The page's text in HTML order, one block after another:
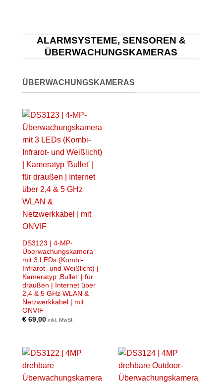
ALARMSYSTEME, SENSOREN &
ÜBERWACHUNGSKAMERAS
ÜBERWACHUNGSKAMERAS
DS3123 | 4-MP-
Überwachungskamera
mit 3 LEDs (Kombi-
Infrarot- und Weißlicht) |
Kameratyp ‚Bullet‘ | für
draußen | Internet über
2,4 & 5 GHz WLAN &
Netzwerkkabel | mit
ONVIF
€ 69,00 inkl. MwSt.